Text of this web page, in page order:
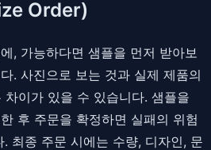
Order)
, 가능하다면 샘플을 먼저 받아보
. 사진으로 보는 것과 실제 제품의
이가 있을 수 있습니다. 샘플을
후 주문을 확정하면 실패의 위험
최종 주문 시에는 수량, 디자인, 문